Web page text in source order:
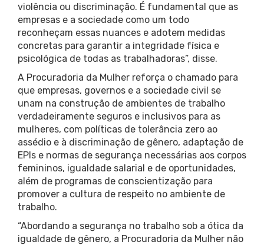
violência ou discriminação. É fundamental que as
empresas e a sociedade como um todo
reconheçam essas nuances e adotem medidas
concretas para garantir a integridade física e
psicológica de todas as trabalhadoras”, disse.
A Procuradoria da Mulher reforça o chamado para
que empresas, governos e a sociedade civil se
unam na construção de ambientes de trabalho
verdadeiramente seguros e inclusivos para as
mulheres, com políticas de tolerância zero ao
assédio e à discriminação de gênero, adaptação de
EPIs e normas de segurança necessárias aos corpos
femininos, igualdade salarial e de oportunidades,
além de programas de conscientização para
promover a cultura de respeito no ambiente de
trabalho.
“Abordando a segurança no trabalho sob a ótica da
igualdade de gênero, a Procuradoria da Mulher não